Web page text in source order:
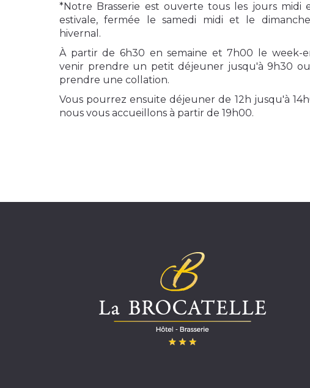
*Notre Brasserie est ouverte tous les jours midi
estivale, fermée le samedi midi et le
hivernal.
À partir de 6h30 en semaine et 7h00 le week-
venir prendre un petit déjeuner jusqu'à 9h30
prendre une collation.
Vous pourrez ensuite déjeuner de 12h jusqu'à
nous vous accueillons à partir de 19h00.